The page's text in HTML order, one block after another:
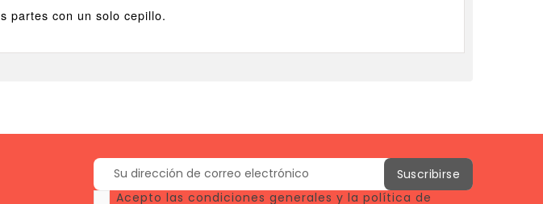
partes con un solo cepillo.
Acepto las condiciones generales y la política de